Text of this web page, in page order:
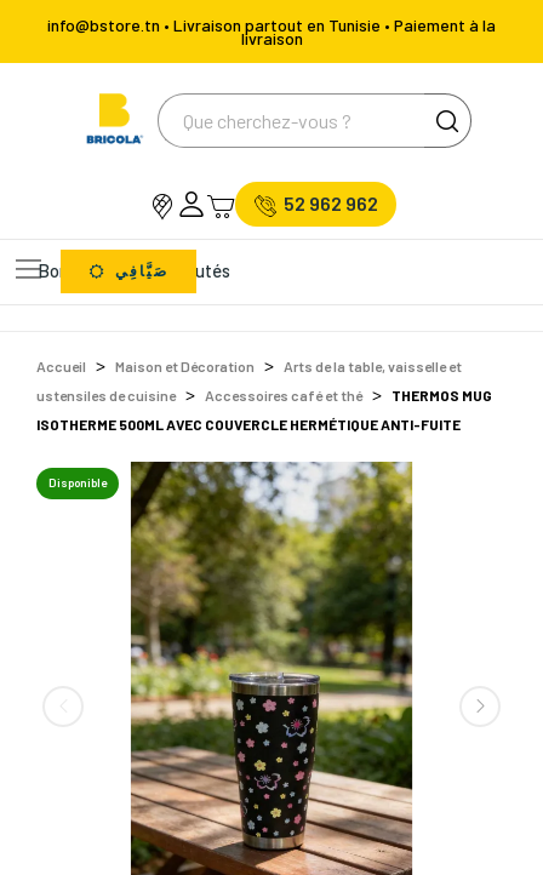
info@bstore.tn • Livraison partout en Tunisie • Paiement à la
livraison
52 962 962
Bons Plans Nouveautés
صَيَّافِي
Accueil Maison et Décoration
Arts de la table, vaisselle et
ustensiles de cuisine
Accessoires café et thé
THERMOS MUG
ISOTHERME 500ML AVEC COUVERCLE HERMÉTIQUE ANTI-FUITE
Disponible